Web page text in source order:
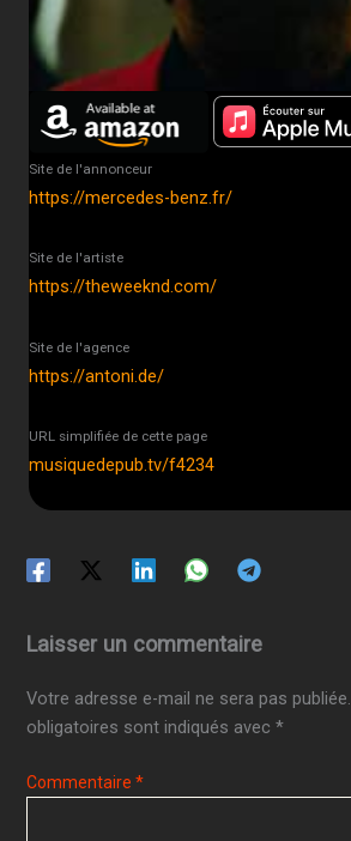
Site de l'annonceur
https://mercedes-benz.fr/
Site de l'artiste
https://theweeknd.com/
Site de l'agence
https://antoni.de/
URL simplifiée de cette page
musiquedepub.tv/f4234
Laisser un commentaire
Votre adresse e-mail ne sera pas publiée.
obligatoires sont indiqués avec*
Commentaire*